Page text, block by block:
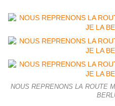
NOUS REPRENONS LA ROUTE